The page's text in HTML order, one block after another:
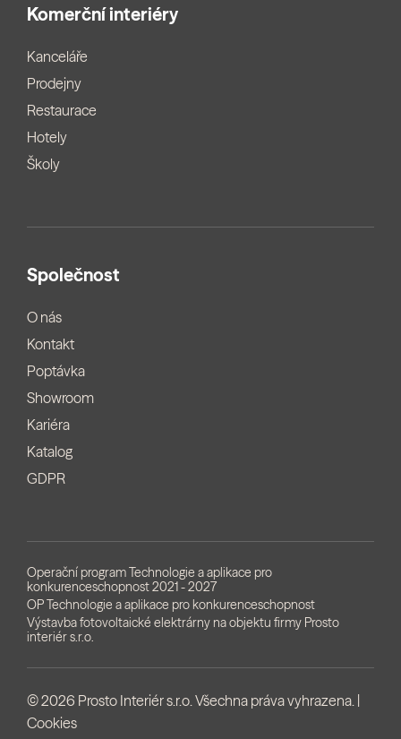
Komerční interiéry
Kanceláře
Prodejny
Restaurace
Hotely
Školy
Společnost
O nás
Kontakt
Poptávka
Showroom
Kariéra
Katalog
GDPR
Operační program Technologie a aplikace pro
konkurenceschopnost 2021 - 2027
OP Technologie a aplikace pro konkurenceschopnost
Výstavba fotovoltaické elektrárny na objektu firmy Prosto
interiér s.r.o.
© 2026 Prosto Interiér s.r.o. Všechna práva vyhrazena. |
Cookies